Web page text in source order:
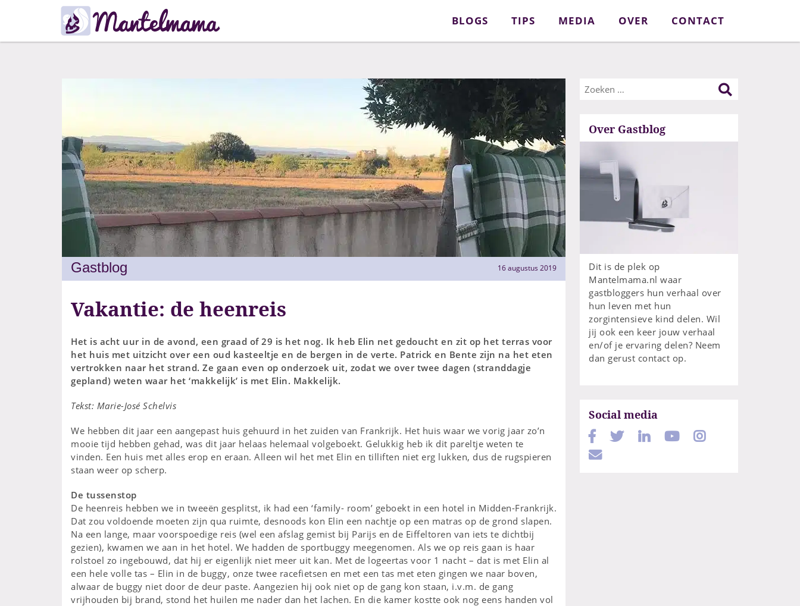
BLOGS TIPS MEDIA OVER CONTACT
Gastblog 16 augustus 2019
Vakantie: de heenreis
Het is acht uur in de avond, een graad of 29 is het nog. Ik heb Elin net gedoucht en zit op het terras voor
het huis met uitzicht over een oud kasteeltje en de bergen in de verte. Patrick en Bente zijn na het eten
vertrokken naar het strand. Ze gaan even op onderzoek uit, zodat we over twee dagen (stranddagje
gepland) weten waar het ‘makkelijk’ is met Elin. Makkelijk.
Tekst: Marie-José Schelvis
We hebben dit jaar een aangepast huis gehuurd in het zuiden van Frankrijk. Het huis waar we vorig jaar zo’n
mooie tijd hebben gehad, was dit jaar helaas helemaal volgeboekt. Gelukkig heb ik dit pareltje weten te
vinden. Een huis met alles erop en eraan. Alleen wil het met Elin en tilliften niet erg lukken, dus de rugspieren
staan weer op scherp.
De tussenstop
De heenreis hebben we in tweeën gesplitst, ik had een ‘family- room’ geboekt in een hotel in Midden-Frankrijk.
Dat zou voldoende moeten zijn qua ruimte, desnoods kon Elin een nachtje op een matras op de grond slapen.
Na een lange, maar voorspoedige reis (wel een afslag gemist bij Parijs en de Eiffeltoren van iets te dichtbij
gezien), kwamen we aan in het hotel. We hadden de sportbuggy meegenomen. Als we op reis gaan is haar
rolstoel zo ingebouwd, dat hij er eigenlijk niet meer uit kan. Met de logeertas voor 1 nacht – dat is met Elin al
een hele volle tas – Elin in de buggy, onze twee racefietsen en met een tas met eten gingen we naar boven,
alwaar de buggy niet door de deur paste. Aangezien hij ook niet op de gang kon staan, i.v.m. de gang
vrijhouden bij brand, stond het huilen me nader dan het lachen. En die kamer kostte ook nog eens handen vol
Over Gastblog
Dit is de plek op
Mantelmama.nl waar
gastbloggers hun verhaal over
hun leven met hun
zorgintensieve kind delen. Wil
jij ook een keer jouw verhaal
en/of je ervaring delen? Neem
dan gerust contact op.
Social media